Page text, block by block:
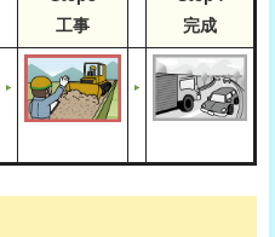
工事
完成